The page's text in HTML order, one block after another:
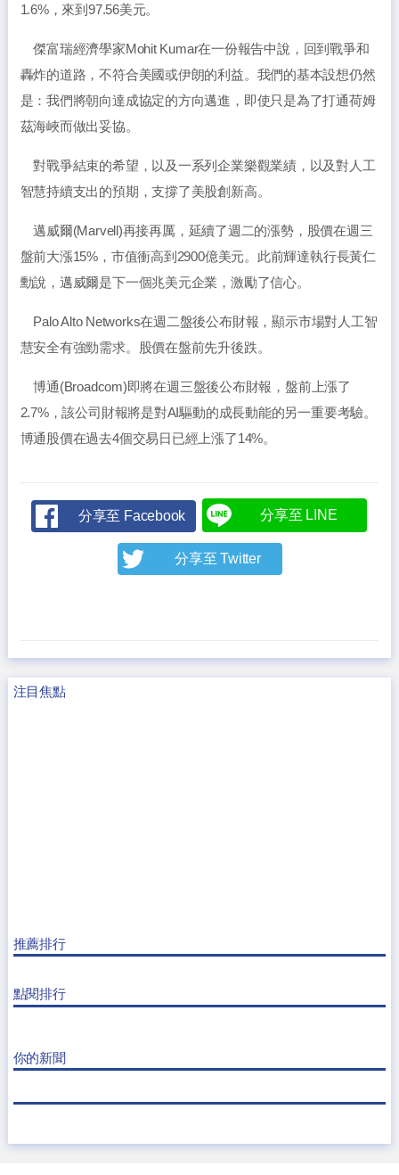
1.6%，來到97.56美元。
傑富瑞經濟學家Mohit Kumar在一份報告中說，回到戰爭和
轟炸的道路，不符合美國或伊朗的利益。我們的基本設想仍然
是：我們將朝向達成協定的方向邁進，即使只是為了打通荷姆
茲海峽而做出妥協。
對戰爭結束的希望，以及一系列企業樂觀業績，以及對人工
智慧持續支出的預期，支撐了美股創新高。
邁威爾(Marvell)再接再厲，延續了週二的漲勢，股價在週三
盤前大漲15%，市值衝高到2900億美元。此前輝達執行長黃仁
勳說，邁威爾是下一個兆美元企業，激勵了信心。
Palo Alto Networks在週二盤後公布財報，顯示市場對人工智
慧安全有強勁需求。股價在盤前先升後跌。
博通(Broadcom)即將在週三盤後公布財報，盤前上漲了
2.7%，該公司財報將是對AI驅動的成長動能的另一重要考驗。
博通股價在過去4個交易日已經上漲了14%。
分享至 Facebook 分享至 LINE
分享至 Twitter
注目焦點
推薦排行
點閱排行
你的新聞